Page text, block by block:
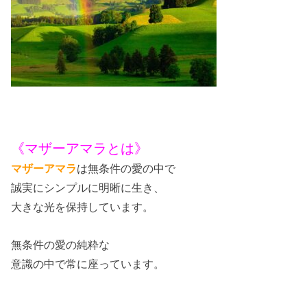
《マザーアマラとは》
マザーアマラは無条件の愛の中で
誠実にシンプルに明晰に生き、
大きな光を保持しています。
無条件の愛の純粋な
意識の中で常に座っています。